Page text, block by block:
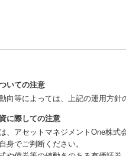
いての注意
向等によっては、上記の運用方針
に際しての注意
、アセットマネジメントOne株
身でご判断ください。